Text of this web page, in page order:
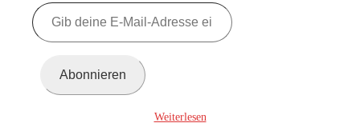
Gib
deine
E-
Abonnieren
Weiterlesen